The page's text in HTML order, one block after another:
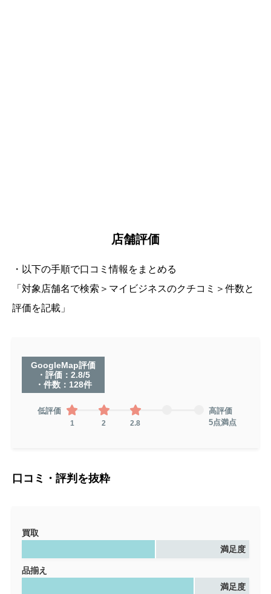
店舗評価
・以下の手順で口コミ情報をまとめる
「対象店舗名で検索＞マイビジネスのクチコミ＞件数と
評価を記載」
GoogleMap評価
・評価：2.8/5
・件数：128件
低評価
1 2 2.8
高評価
5点満点
口コミ・評判を抜粋
買取
満足度
品揃え
満足度